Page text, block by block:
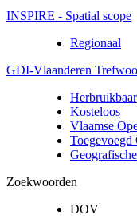
INSPIRE - Spatial scope
Regionaal
GDI-Vlaanderen
Herbruikbaar
Kosteloos
Vlaamse
Zoekwoorden
DOV